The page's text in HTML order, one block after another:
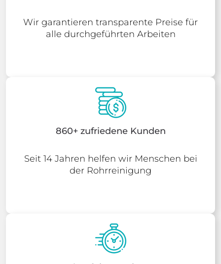
Wir garantieren transparente Preise für
alle durchgeführten Arbeiten
860+ zufriedene Kunden
Seit 14 Jahren helfen wir Menschen bei
der Rohrreinigung